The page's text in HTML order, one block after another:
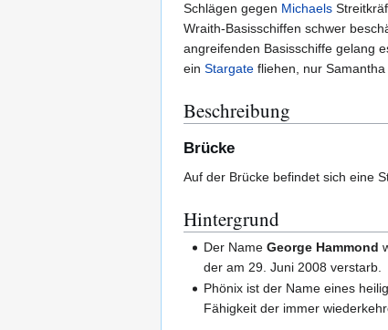
Schlägen gegen Michaels
Wraith-Basisschiffen schwer
angreifenden Basisschiffe gelang
ein Stargate fliehen, nur
Beschreibung
Brücke
Auf der Brücke befindet sich eine
Hintergrund
Der NameGeorge Hammond
der am 29. Juni 2008 verstarb.
Phönix ist der Name eines
Fähigkeit der immer